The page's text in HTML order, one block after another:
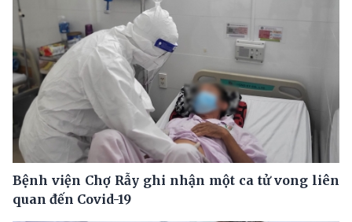
Bệnh viện Chợ Rẫy ghi nhận một ca tử vong liên
quan đến Covid-19